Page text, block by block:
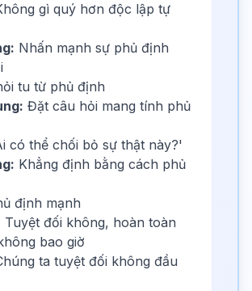
gì quý hơn độc lập tự
Nhấn mạnh sự phủ định
tu từ phủ định
Đặt câu hỏi mang tính phủ
có thể chối bỏ sự thật này?'
Khẳng định bằng cách phủ
định mạnh
Tuyệt đối không, hoàn toàn
bao giờ
ta tuyệt đối không đầu